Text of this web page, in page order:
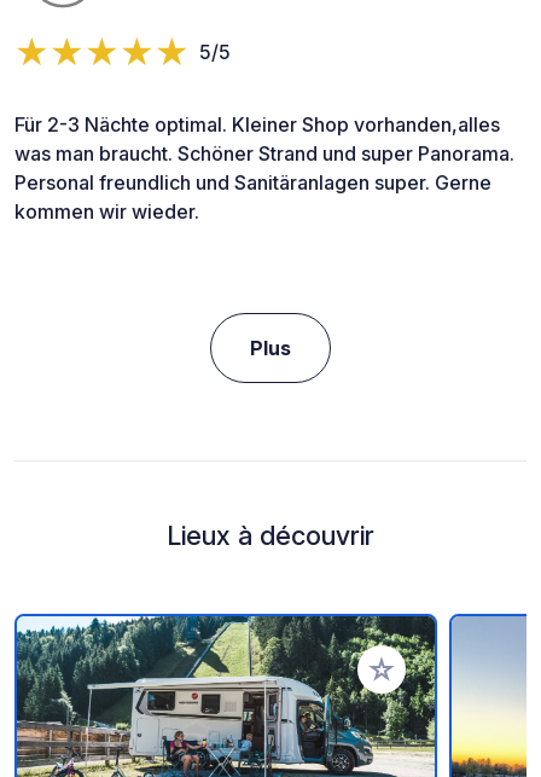
5/5
Für 2-3 Nächte optimal. Kleiner Shop vorhanden,alles
was man braucht. Schöner Strand und super Panorama.
Personal freundlich und Sanitäranlagen super. Gerne
kommen wir wieder.
Plus
Lieux à découvrir
Ajouter à vos